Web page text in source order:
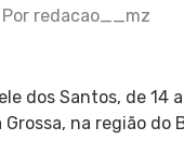
Por redacao__mz
dos Santos, de 14
na região do